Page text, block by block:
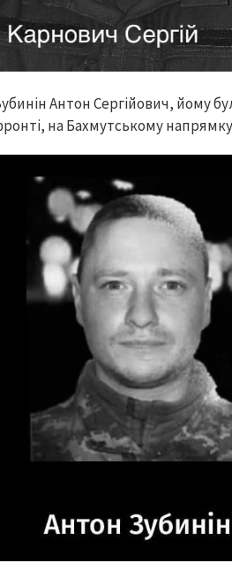
Антон Сергійович, йому
на Бахмутському